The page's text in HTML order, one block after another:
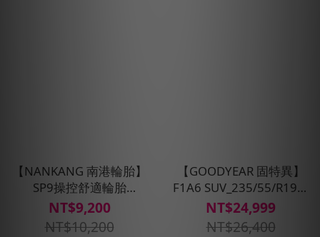
【NANKANG 南港輪胎】
SP9操控舒適輪胎
205/55/R16四入組(含安裝
定位平衡)
NT$9,200
NT$10,200
【GOODYEAR 固特異】
F1A6 SUV_235/55/R19四
入組輪胎_電車適配(含安裝
定位平衡)
NT$24,999
NT$26,400